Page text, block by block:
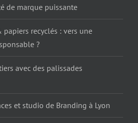
de marque puissante
papiers recyclés : vers une
?
avec des palissades
et studio de Branding à Lyon